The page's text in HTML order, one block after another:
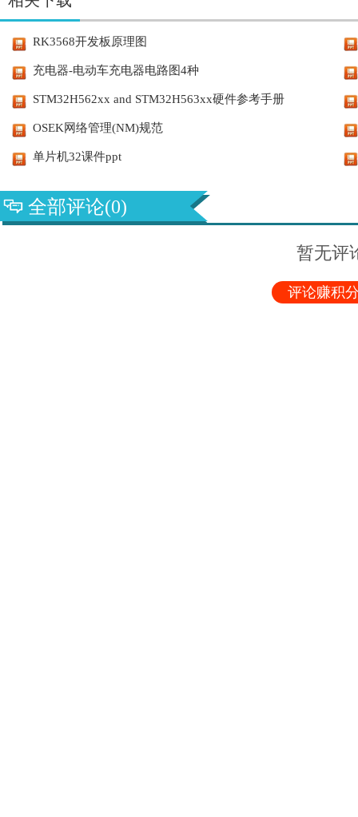
RK3568开发板原理图
充电器-电动车充电器电路图4种
STM32H562xx and STM32H563xx硬件参考手册
OSEK网络管理(NM)规范
单片机32课件ppt
全部评论(0)
暂无评
评论赚积